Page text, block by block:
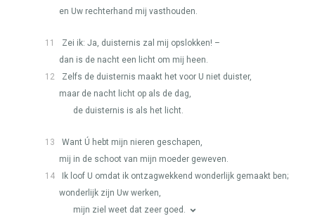
en Uw rechterhand mij vasthouden.
11
Zei ik: Ja, duisternis zal mij opslokken! –
dan is de nacht een licht om mij heen.
12
Zelfs de duisternis maakt het voor U niet duister,
maar de nacht licht op als de dag,
de duisternis is als het licht.
13
Want Ú hebt mijn nieren geschapen,
mij in de schoot van mijn moeder geweven.
14
Ik loof U omdat ik ontzagwekkend wonderlijk gemaakt ben;
wonderlijk zijn Uw werken,
mijn ziel weet dat zeer goed.